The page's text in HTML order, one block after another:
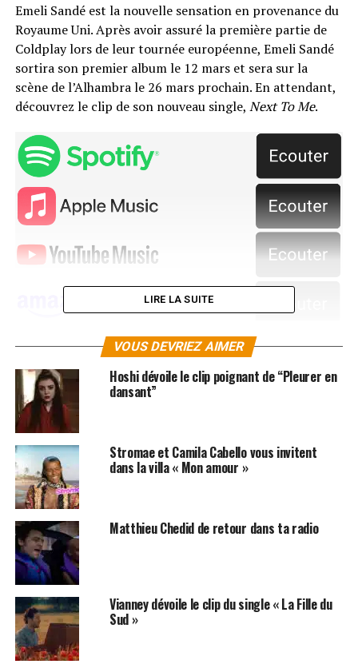
Emeli Sandé est la nouvelle sensation en provenance du
Royaume Uni. Après avoir assuré la première partie de
Coldplay lors de leur tournée européenne, Emeli Sandé
sortira son premier album le 12 mars et sera sur la
scène de l’Alhambra le 26 mars prochain. En attendant,
découvrez le clip de son nouveau single, Next To Me.
SUJETS ASSOCIÉS: CLIPS EMELI SANDE
LIRE LA SUITE
VOUS DEVRIEZ AIMER
Hoshi dévoile le clip poignant de “Pleurer en
dansant”
Stromae et Camila Cabello vous invitent
dans la villa « Mon amour »
Matthieu Chedid de retour dans ta radio
Vianney dévoile le clip du single « La Fille du
Sud »